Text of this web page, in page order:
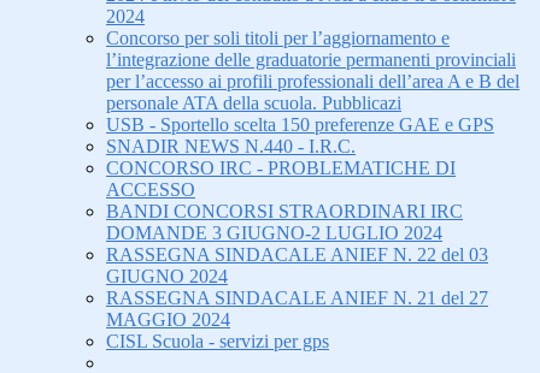
2024
Concorso per soli titoli per l’aggiornamento e
l’integrazione delle graduatorie permanenti provinciali
per l’accesso ai profili professionali dell’area A e B del
personale ATA della scuola. Pubblicazi
USB - Sportello scelta 150 preferenze GAE e GPS
SNADIR NEWS N.440 - I.R.C.
CONCORSO IRC - PROBLEMATICHE DI
ACCESSO
BANDI CONCORSI STRAORDINARI IRC
DOMANDE 3 GIUGNO-2 LUGLIO 2024
RASSEGNA SINDACALE ANIEF N. 22 del 03
GIUGNO 2024
RASSEGNA SINDACALE ANIEF N. 21 del 27
MAGGIO 2024
CISL Scuola - servizi per gps